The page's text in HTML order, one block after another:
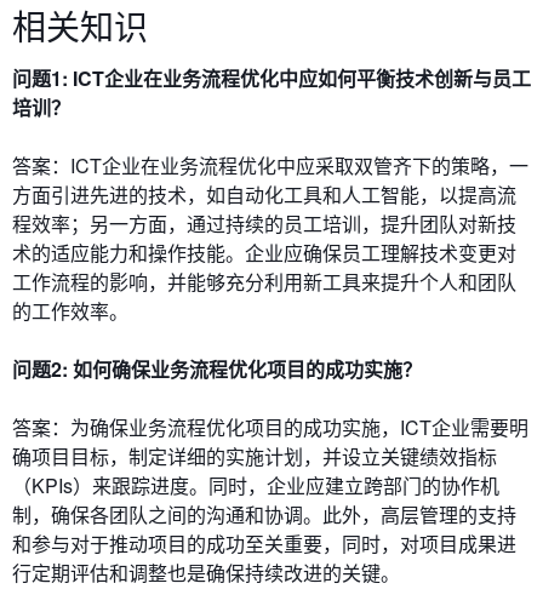
相关知识
问题1: ICT企业在业务流程优化中应如何平衡技术创新与员工
培训？
答案：ICT企业在业务流程优化中应采取双管齐下的策略，一
方面引进先进的技术，如自动化工具和人工智能，以提高流
程效率；另一方面，通过持续的员工培训，提升团队对新技
术的适应能力和操作技能。企业应确保员工理解技术变更对
工作流程的影响，并能够充分利用新工具来提升个人和团队
的工作效率。
问题2: 如何确保业务流程优化项目的成功实施？
答案：为确保业务流程优化项目的成功实施，ICT企业需要明
确项目目标，制定详细的实施计划，并设立关键绩效指标
（KPIs）来跟踪进度。同时，企业应建立跨部门的协作机
制，确保各团队之间的沟通和协调。此外，高层管理的支持
和参与对于推动项目的成功至关重要，同时，对项目成果进
行定期评估和调整也是确保持续改进的关键。